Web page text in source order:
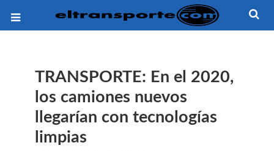
TRANSPORTE: En el 2020,
los camiones nuevos
llegarían con tecnologías
limpias